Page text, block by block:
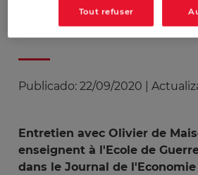
Publicado: 22/09/2020
Entretien avec Olivier de
enseignent à l'Ecole de
dans le Journal de
Tout refuser